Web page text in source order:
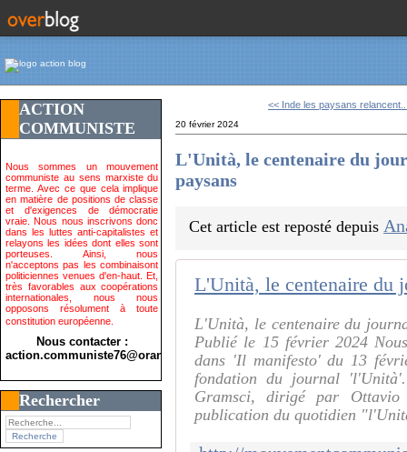
ACTION
COMMUNISTE
Nous sommes un mouvement
communiste au sens marxiste du
terme. Avec ce que cela implique
en matière de positions de classe
et d'exigences de démocratie
vraie. Nous nous inscrivons donc
dans les luttes anti-capitalistes et
relayons les idées dont elles sont
porteuses. Ainsi, nous
n'acceptons pas les combinaisont
politiciennes venues d'en-haut. Et,
très favorables aux coopérations
internationales, nous nous
opposons résolument à toute
constitution européenne.
Nous contacter :
action.communiste76@orange.fr>
Rechercher
<< Inde les paysans
20 février 2024
L'Unità, le centenaire du
paysans
Cet article est reposté depuis
L'Unità, le centenaire du
Publié le 15 février 2024
dans 'Il manifesto' du 13
fondation du journal
Gramsci, dirigé par
publication du quotidien